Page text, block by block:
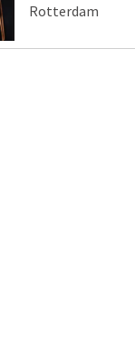
Rotterdam